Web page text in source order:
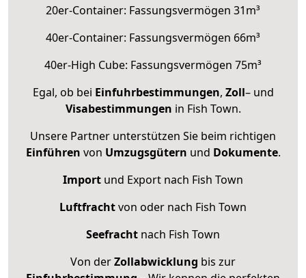
20er-Container: Fassungsvermögen 31m³
40er-Container: Fassungsvermögen 66m³
40er-High Cube: Fassungsvermögen 75m³
Egal, ob bei Einfuhrbestimmungen, Zoll– und
Visabestimmungen in Fish Town.
Unsere Partner unterstützen Sie beim richtigen
Einführen von Umzugsgütern und Dokumente.
Import und Export nach Fish Town
Luftfrachtvon oder nach Fish Town
Seefracht nach Fish Town
Von derZollabwicklung bis zur